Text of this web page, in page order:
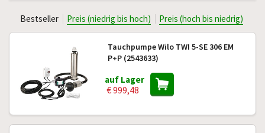
Bestseller Preis (niedrig bis hoch) Preis (hoch bis niedrig)
Tauchpumpe Wilo TWI 5-SE 306 EM
P+P (2543633)
auf Lager
€ 999,48